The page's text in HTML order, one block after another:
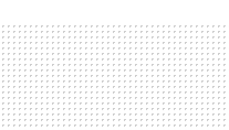
MAIL